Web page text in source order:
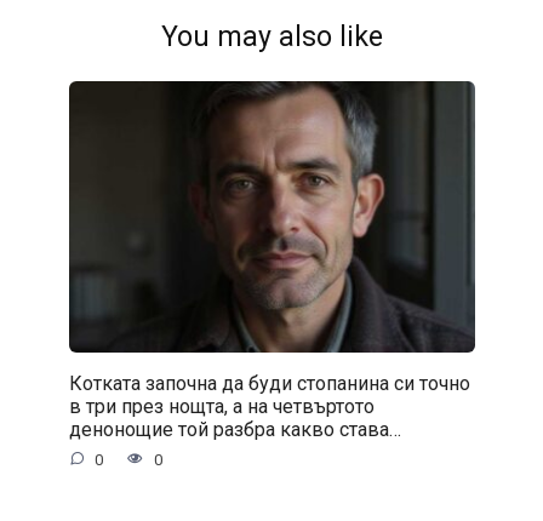
You may also like
Котката започна да буди стопанина си точно
в три през нощта, а на четвъртото
денонощие той разбра какво става…
0 0